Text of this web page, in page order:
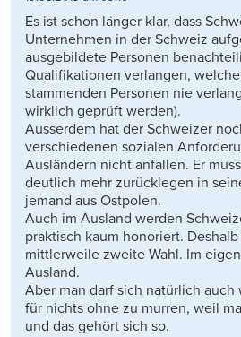
Es ist schon länger klar, dass
Unternehmen in der Schweiz
ausgebildete Personen
Qualifikationen verlangen,
stammenden Personen nie
wirklich geprüft werden).
Ausserdem hat der Schweizer
verschiedenen sozialen
Ausländern nicht anfallen. Er
deutlich mehr zurücklegen in
jemand aus Ostpolen.
Auch im Ausland werden
praktisch kaum honoriert.
mittlerweile zweite Wahl. Im
Ausland.
Aber man darf sich natürlich
für nichts ohne zu murren, weil
und das gehört sich so.